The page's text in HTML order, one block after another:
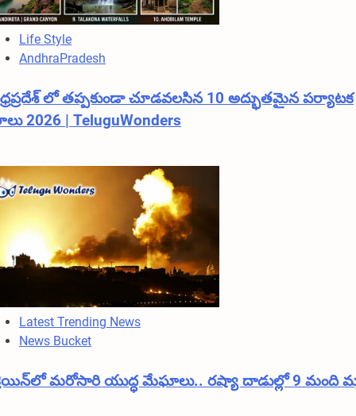
Life Style
AndhraPradesh
లో తప్పకుండా చూడవలసిన 10 అద్భుతమైన పర్యాటక
2026 | TeluguWonders
Latest Trending News
News Bucket
మరోసారి యుద్ధ మేఘాలు.. రష్యా దాడుల్లో 9 మంది